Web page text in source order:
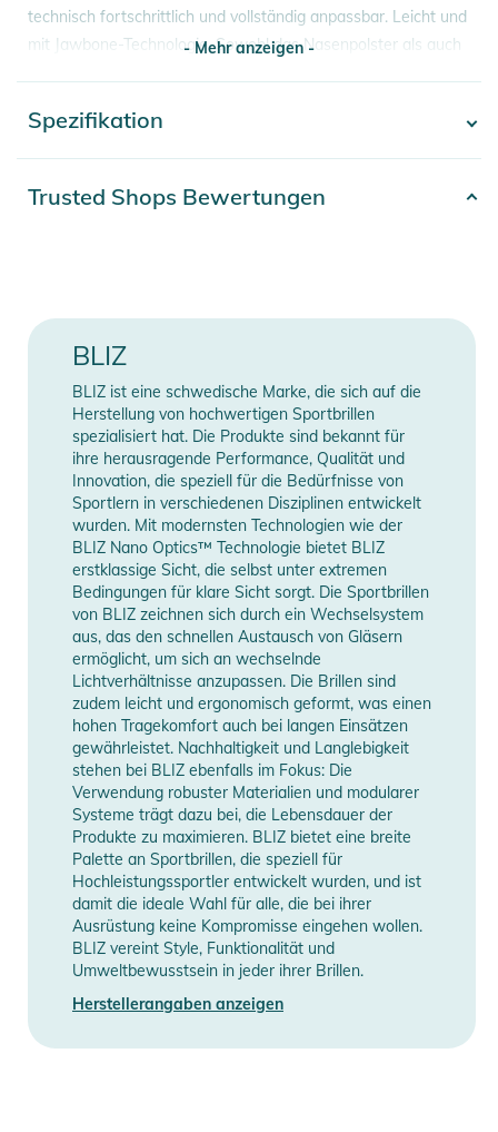
technisch fortschrittlich und vollständig anpassbar. Leicht und
mit Jawbone-Technologie. Sowohl das Nasenpolster als auch
Das große zylindrische Glas ist belüftet und maximiert dein
Glas mit hoher optischer Qualität für klare Sicht bei
hohe Ansprüche und Ambitionen hast.
- Allgemeine Eigenschaften: Die Fusion ist ein Unisex-Modell,
das am besten für mittelgroße Gesichter geeignet ist. Die
Möglichkeiten, die Brille anzupassen, sind nahezu endlos. Mit
der Jawbone-Technologie kannst du sowohl die Sicht als auch
das Aussehen anpassen. Funktion und Komfort sind absolut
erstklassig. Fusion wurde für die anspruchsvollsten
Sportarten wie Radfahren, Skifahren und Multisportarten
entwickelt, bei denen sowohl Amateur- als auch
Spitzensportler höchste Ansprüche an ihre Ausrüstung
stellen. Das Ergebnis ist ein Modell, das so genau auf deine
Bedürfnisse abgestimmt ist, dass es immer die maximale
Leistung erbringt. Wenn du hohe Ansprüche hast und keine
Kompromisse eingehen möchtest, ist die Fusion die richtige
Wahl für dich.
- Glaseigenschaften: Die Fusion ist mit der Hydro Lens-
Technologie ausgestattet. Ein X-PC-Objektiv mit hoher
optischer Qualität für klare und scharfe Sicht bei
unterschiedlichen Wetterbedingungen. Das Glas verfügt über
vollständigen UV-Schutz, minimale Lichtbrechung, ist
kratzfest und verfügt außerdem über hydrophobe
Eigenschaften. Darüber hinaus verfügt Fusion über eine
besser denn je für die bevorstehenden Herausforderungen
bereit macht.
- Mehr anzeigen -
Spezifikation
Manufacturer
Information
Herstellerangaben
anzeigen
Trusted Shops Bewertungen
BLIZ
BLIZ ist eine schwedische Marke, die sich auf die
Herstellung von hochwertigen Sportbrillen
spezialisiert hat. Die Produkte sind bekannt für
ihre herausragende Performance, Qualität und
Innovation, die speziell für die Bedürfnisse von
Sportlern in verschiedenen Disziplinen entwickelt
wurden. Mit modernsten Technologien wie der
BLIZ Nano Optics™ Technologie bietet BLIZ
erstklassige Sicht, die selbst unter extremen
Bedingungen für klare Sicht sorgt. Die Sportbrillen
von BLIZ zeichnen sich durch ein Wechselsystem
aus, das den schnellen Austausch von Gläsern
ermöglicht, um sich an wechselnde
Lichtverhältnisse anzupassen. Die Brillen sind
zudem leicht und ergonomisch geformt, was einen
hohen Tragekomfort auch bei langen Einsätzen
gewährleistet. Nachhaltigkeit und Langlebigkeit
stehen bei BLIZ ebenfalls im Fokus: Die
Verwendung robuster Materialien und modularer
Systeme trägt dazu bei, die Lebensdauer der
Produkte zu maximieren. BLIZ bietet eine breite
Palette an Sportbrillen, die speziell für
Hochleistungssportler entwickelt wurden, und ist
damit die ideale Wahl für alle, die bei ihrer
Ausrüstung keine Kompromisse eingehen wollen.
BLIZ vereint Style, Funktionalität und
Umweltbewusstsein in jeder ihrer Brillen.
Herstellerangaben anzeigen